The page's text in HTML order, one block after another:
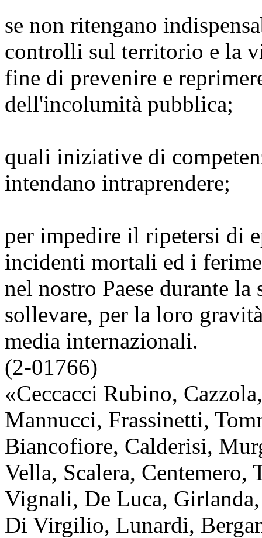
se non ritengano
controlli sul territorio e la
fine di prevenire e
dell'incolumità pubblica;
quali iniziative di
intendano intraprendere;
per impedire il ripetersi di
incidenti mortali ed i
nel nostro Paese durante
sollevare, per la loro
media internazionali.
(2-01766)
«Ceccacci Rubino,
Mannucci, Frassinetti,
Biancofiore, Calderisi,
Vella, Scalera,
Vignali, De Luca,
Di Virgilio, Lunardi,